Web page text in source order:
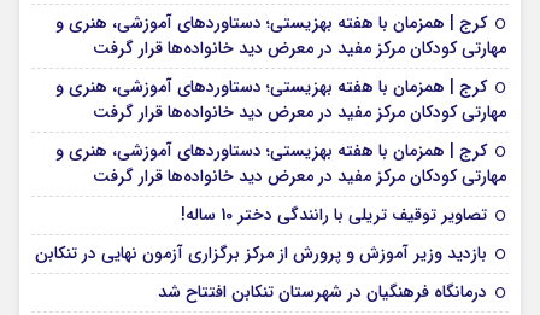
کرج | همزمان با هفته بهزیستی؛ دستاوردهای آموزشی، هنری و
مهارتی کودکان مرکز مفید در معرض دید خانواده‌ها قرار گرفت
کرج | همزمان با هفته بهزیستی؛ دستاوردهای آموزشی، هنری و
مهارتی کودکان مرکز مفید در معرض دید خانواده‌ها قرار گرفت
کرج | همزمان با هفته بهزیستی؛ دستاوردهای آموزشی، هنری و
مهارتی کودکان مرکز مفید در معرض دید خانواده‌ها قرار گرفت
تصاویر توقیف تریلی با رانندگی دختر 10 ساله!
بازدید وزیر آموزش و پرورش از مرکز برگزاری آزمون نهایی در تنکابن
درمانگاه فرهنگیان در شهرستان تنکابن افتتاح شد